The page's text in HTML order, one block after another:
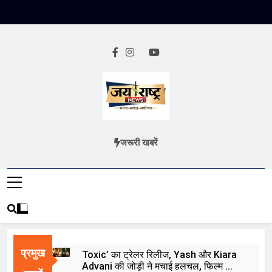
Jai Rashtra
हिंदी समाचार
जरूरी खबरें
प्रमुख
Toxic’ का ट्रेलर रिलीज, Yash और Kiara
Advani की जोड़ी ने मचाई हलचल, फिल्म को